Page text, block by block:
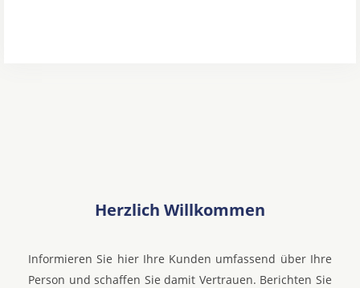
Herzlich Willkommen
Informieren Sie hier Ihre Kunden umfassend über Ihre
Person und schaffen Sie damit Vertrauen. Berichten Sie